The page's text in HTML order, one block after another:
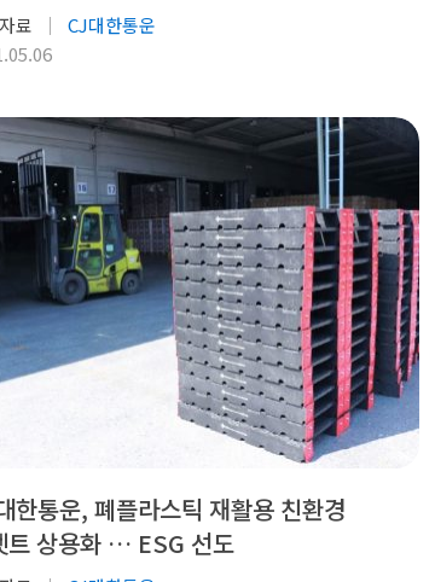
료
CJ대한통운
한통운, 폐플라스틱 재활용 친환경
트 상용화 … ESG 선도